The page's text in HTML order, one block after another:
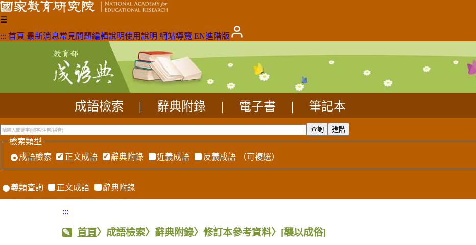
☰
::: 首頁 最新消息常見問題編輯說明使用說明 網站導覽 EN進階版
成語檢索 辭典附錄 電子書 筆記本
檢索類型
成語檢索
正文成語 辭典附錄 近義成語 反義成語 （可複選）
義類查詢 正文成語 辭典附錄
:::
首頁〉成語檢索〉辭典附錄〉修訂本參考資料〉 [襲以成俗]